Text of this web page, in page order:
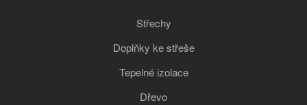
Střechy
Doplňky ke střeše
Tepelné izolace
Dřevo